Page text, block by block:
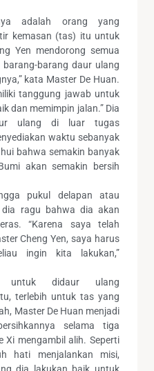
adalah orang yang
kemasan (tas) itu untuk
Yen mendorong semua
barang daur ulang
kata Master De Huan.
tanggung jawab untuk
dan memimpin jalan.” Dia
ulang di luar tugas
waktu sebanyak
bahwa semakin banyak
akan semakin bersih
pukul delapan atau
dia ragu bahwa dia akan
“Karena saya telah
Cheng Yen, saya harus
ingin kita lakukan,”
untuk didaur ulang
terlebih untuk tas yang
Master De Huan menjadi
selama tiga
Xi mengambil alih. Seperti
hati menjalankan misi,